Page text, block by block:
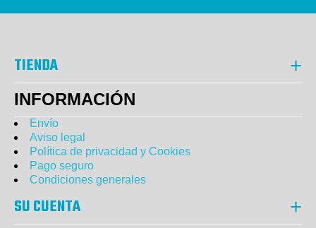
TIENDA
INFORMACIÓN
Envío
Aviso legal
Política de privacidad y Cookies
Pago seguro
Condiciones generales
SU CUENTA